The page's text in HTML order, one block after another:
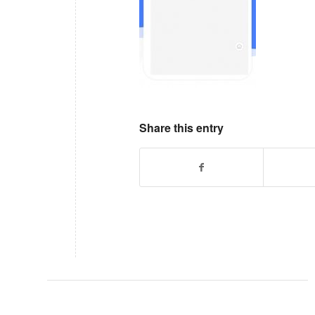
Share this entry